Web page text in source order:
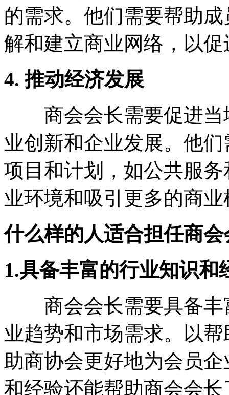
的需求。他们需要帮助
解和建立商业网络，以
4. 推动经济发展
商会会长需要促进当
业创新和企业发展。他
项目和计划，如公共服
业环境和吸引更多的商业
什么样的人适合担任商会
1.具备丰富的行业知识和
商会会长需要具备丰
业趋势和市场需求。以
助商协会更好地为会员
和经验还能帮助商会会